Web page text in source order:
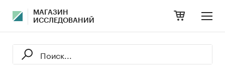
МАГАЗИН
ИССЛЕДОВАНИЙ